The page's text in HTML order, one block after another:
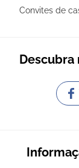
Convites de
Descubra